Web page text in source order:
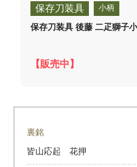
保存刀装具 小柄
保存刀装具 後藤 二疋獅子
【販売中】
裏銘
皆山応起 花押